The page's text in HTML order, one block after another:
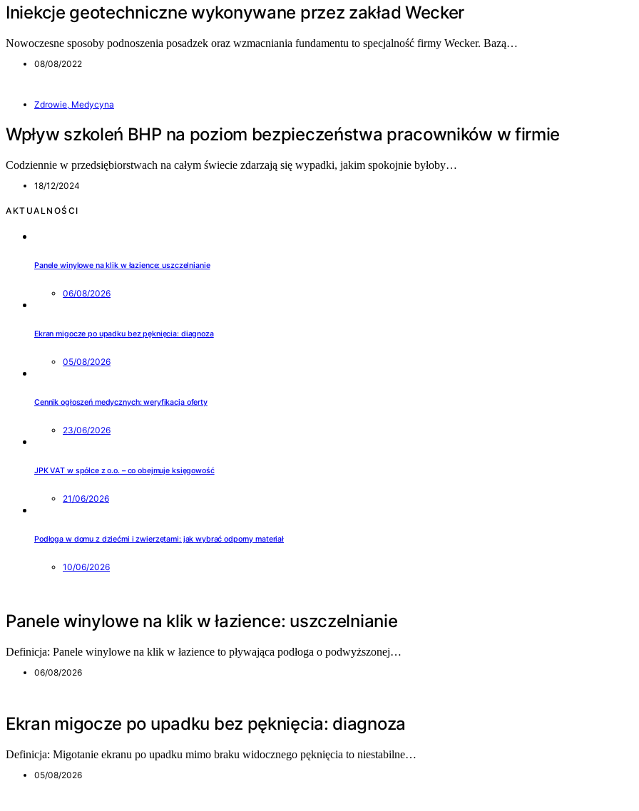
Iniekcje geotechniczne wykonywane przez zakład Wecker
Nowoczesne sposoby podnoszenia posadzek oraz wzmacniania fundamentu to specjalność firmy Wecker. Bazą…
08/08/2022
Zdrowie, Medycyna
Wpływ szkoleń BHP na poziom bezpieczeństwa pracowników w firmie
Codziennie w przedsiębiorstwach na całym świecie zdarzają się wypadki, jakim spokojnie byłoby…
18/12/2024
AKTUALNOŚCI
Panele winylowe na klik w łazience: uszczelnianie
06/08/2026
Ekran migocze po upadku bez pęknięcia: diagnoza
05/08/2026
Cennik ogłoszeń medycznych: weryfikacja oferty
23/06/2026
JPK VAT w spółce z o.o. – co obejmuje księgowość
21/06/2026
Podłoga w domu z dziećmi i zwierzętami: jak wybrać odporny materiał
10/06/2026
Panele winylowe na klik w łazience: uszczelnianie
Definicja: Panele winylowe na klik w łazience to pływająca podłoga o podwyższonej…
06/08/2026
Ekran migocze po upadku bez pęknięcia: diagnoza
Definicja: Migotanie ekranu po upadku mimo braku widocznego pęknięcia to niestabilne…
05/08/2026